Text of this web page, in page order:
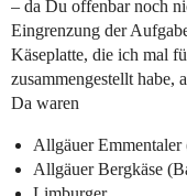
– da Du offenbar noch
Eingrenzung der
Käseplatte, die ich mal
zusammengestellt habe,
Da waren
Allgäuer
Allgäuer Bergkäse